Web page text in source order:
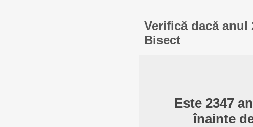
Verifică dacă
Bisect
Este 2347
înainte